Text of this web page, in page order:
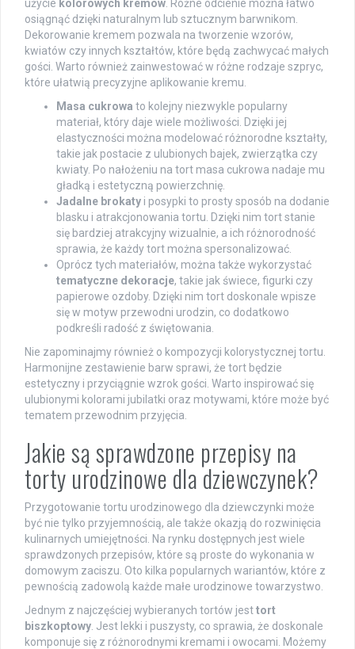
użycie kolorowych kremów . Różne odcienie można łatwo
osiągnąć dzięki naturalnym lub sztucznym barwnikom.
Dekorowanie kremem pozwala na tworzenie wzorów,
kwiatów czy innych kształtów, które będą zachwycać małych
gości. Warto również zainwestować w różne rodzaje szpryc,
które ułatwią precyzyjne aplikowanie kremu.
Masa cukrowa to kolejny niezwykle popularny
materiał, który daje wiele możliwości. Dzięki jej
elastyczności można modelować różnorodne kształty,
takie jak postacie z ulubionych bajek, zwierzątka czy
kwiaty. Po nałożeniu na tort masa cukrowa nadaje mu
gładką i estetyczną powierzchnię.
Jadalne brokaty i posypki to prosty sposób na dodanie
blasku i atrakcjonowania tortu. Dzięki nim tort stanie
się bardziej atrakcyjny wizualnie, a ich różnorodność
sprawia, że każdy tort można spersonalizować.
Oprócz tych materiałów, można także wykorzystać
tematyczne dekoracje, takie jak świece, figurki czy
papierowe ozdoby. Dzięki nim tort doskonale wpisze
się w motyw przewodni urodzin, co dodatkowo
podkreśli radość z świętowania.
Nie zapominajmy również o kompozycji kolorystycznej tortu.
Harmonijne zestawienie barw sprawi, że tort będzie
estetyczny i przyciągnie wzrok gości. Warto inspirować się
ulubionymi kolorami jubilatki oraz motywami, które może być
tematem przewodnim przyjęcia.
Jakie są sprawdzone przepisy na
torty urodzinowe dla dziewczynek?
Przygotowanie tortu urodzinowego dla dziewczynki może
być nie tylko przyjemnością, ale także okazją do rozwinięcia
kulinarnych umiejętności. Na rynku dostępnych jest wiele
sprawdzonych przepisów, które są proste do wykonania w
domowym zaciszu. Oto kilka popularnych wariantów, które z
pewnością zadowolą każde małe urodzinowe towarzystwo.
Jednym z najczęściej wybieranych tortów jesttort
biszkoptowy . Jest lekki i puszysty, co sprawia, że doskonale
komponuje się z różnorodnymi kremami i owocami. Możemy